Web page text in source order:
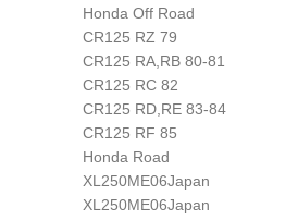
Honda Off Road
CR125 RZ 79
CR125 RA,RB 80-81
CR125 RC 82
CR125 RD,RE 83-84
CR125 RF 85
Honda Road
XL250ME06Japan
XL250ME06Japan